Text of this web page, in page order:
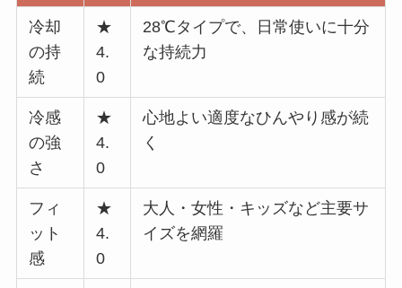
冷却
の持
続
★
4.
0
28℃タイプで、日常使いに十分
な持続力
冷感
の強
さ
★
4.
0
心地よい適度なひんやり感が続
く
フィ
ット
感
★
4.
0
大人・女性・キッズなど主要サ
イズを網羅